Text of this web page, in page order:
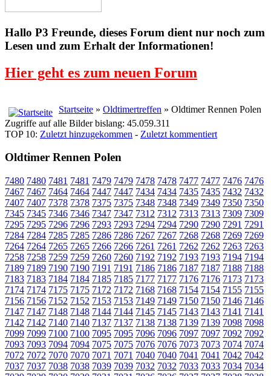
Hallo P3 Freunde, dieses Forum dient nur noch zum
Lesen und zum Erhalt der Informationen!
Hier geht es zum neuen Forum
Startseite » Oldtimertreffen » Oldtimer Rennen Polen
Zugriffe auf alle Bilder bislang: 45.059.311
TOP 10: Zuletzt hinzugekommen - Zuletzt kommentiert
Oldtimer Rennen Polen
7480 7480 7481 7481 7479 7479 7478 7478 7477 7477 7476 7476
7467 7467 7464 7464 7447 7447 7434 7434 7435 7435 7432 7432
7407 7407 7378 7378 7375 7375 7348 7348 7349 7349 7350 7350
7345 7345 7346 7346 7347 7347 7312 7312 7313 7313 7309 7309
7295 7295 7296 7296 7293 7293 7294 7294 7290 7290 7291 7291
7284 7284 7285 7285 7286 7286 7267 7267 7268 7268 7269 7269
7264 7264 7265 7265 7266 7266 7261 7261 7262 7262 7263 7263
7258 7258 7259 7259 7260 7260 7192 7192 7193 7193 7194 7194
7189 7189 7190 7190 7191 7191 7186 7186 7187 7187 7188 7188
7183 7183 7184 7184 7185 7185 7177 7177 7176 7176 7173 7173
7174 7174 7175 7175 7172 7172 7168 7168 7154 7154 7155 7155
7156 7156 7152 7152 7153 7153 7149 7149 7150 7150 7146 7146
7147 7147 7148 7148 7144 7144 7145 7145 7143 7143 7141 7141
7142 7142 7140 7140 7137 7137 7138 7138 7139 7139 7098 7098
7099 7099 7100 7100 7095 7095 7096 7096 7097 7097 7092 7092
7093 7093 7094 7094 7075 7075 7076 7076 7073 7073 7074 7074
7072 7072 7070 7070 7071 7071 7040 7040 7041 7041 7042 7042
7037 7037 7038 7038 7039 7039 7032 7032 7033 7033 7034 7034